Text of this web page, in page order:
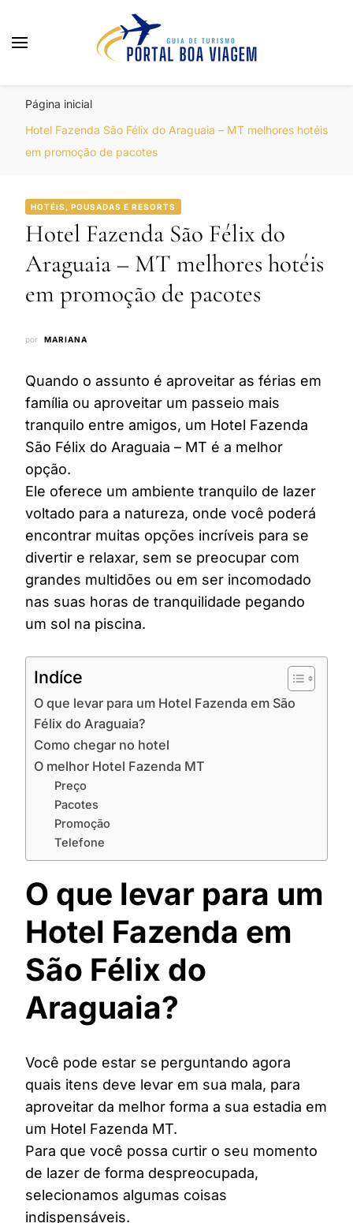
Página inicial
Hotel Fazenda São Félix do Araguaia – MT melhores hotéis
em promoção de pacotes
HOTÉIS, POUSADAS E RESORTS
Hotel Fazenda São Félix do
Araguaia – MT melhores hotéis
em promoção de pacotes
por MARIANA
Quando o assunto é aproveitar as férias em
família ou aproveitar um passeio mais
tranquilo entre amigos, um Hotel Fazenda
São Félix do Araguaia – MT é a melhor
opção.
Ele oferece um ambiente tranquilo de lazer
voltado para a natureza, onde você poderá
encontrar muitas opções incríveis para se
divertir e relaxar, sem se preocupar com
grandes multidões ou em ser incomodado
nas suas horas de tranquilidade pegando
um sol na piscina.
Indíce
O que levar para um Hotel Fazenda em São
Félix do Araguaia?
Como chegar no hotel
O melhor Hotel Fazenda MT
Preço
Pacotes
Promoção
Telefone
O que levar para um
Hotel Fazenda em
São Félix do
Araguaia?
Você pode estar se perguntando agora
quais itens deve levar em sua mala, para
aproveitar da melhor forma a sua estadia em
um Hotel Fazenda MT.
Para que você possa curtir o seu momento
de lazer de forma despreocupada,
selecionamos algumas coisas
indispensáveis.